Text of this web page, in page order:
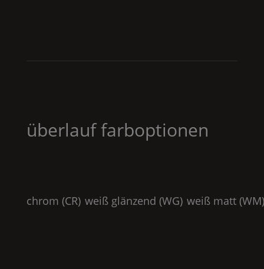
überlauf farboptionen
chrom (CR) weiß glänzend (WG) weiß matt (WM